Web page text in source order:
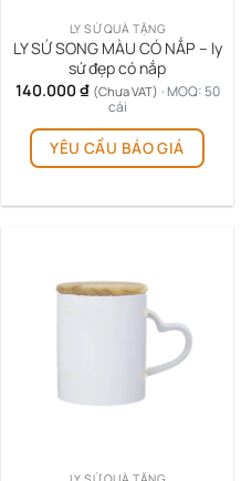
LY SỨ QUÀ TẶNG
LY SỨ SONG MÀU CÓ NẮP – ly
sứ đẹp có nắp
140.000 ₫ (Chưa VAT) · MOQ: 50
cái
YÊU CẦU BÁO GIÁ